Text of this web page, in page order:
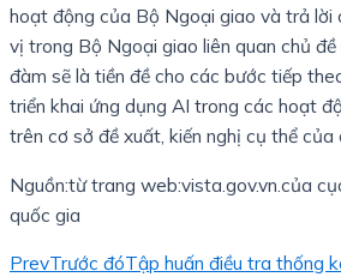
hoạt động của Bộ Ngoại giao và trả lời
vị trong Bộ Ngoại giao liên quan chủ
đàm sẽ là tiền đề cho các bước tiếp
triển khai ứng dụng AI trong các hoạt
trên cơ sở đề xuất, kiến nghị cụ thể của
Nguồn:từ trang web:vista.gov.vn.của
quốc gia
PrevTrước đóTập huấn điều tra thống